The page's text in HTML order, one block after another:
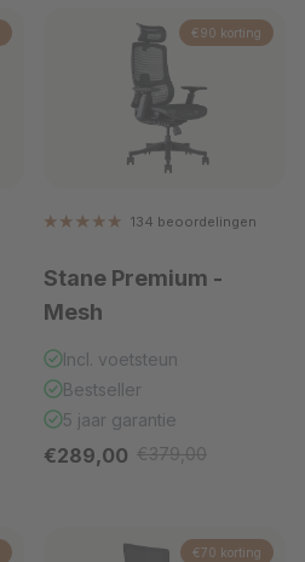
€90 korting
134 beoordelingen
Stane Premium -
Mesh
Incl. voetsteun
Bestseller
5 jaar garantie
Verkoopprijs
€289,00 Reguliere prijs
€379,00
€70 korting